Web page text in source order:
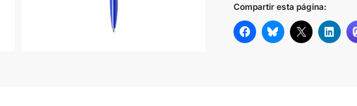
ROJO
Compartir esta página: